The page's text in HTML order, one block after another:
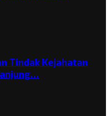
Tindak Kejahatan